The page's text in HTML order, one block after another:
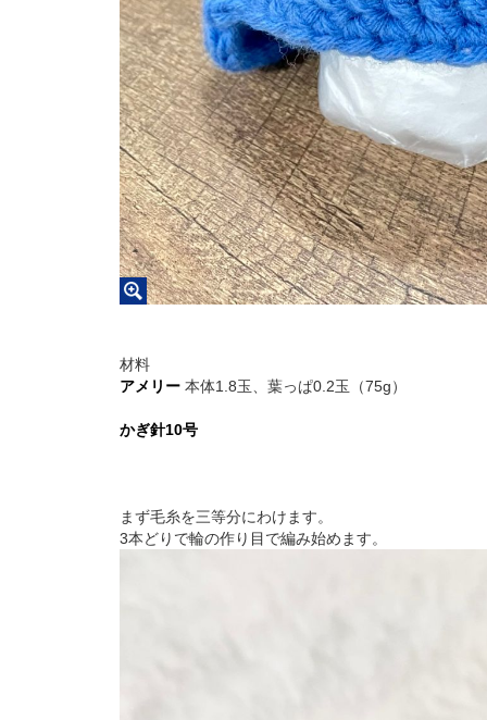
材料
アメリー 本体1.8玉、葉っぱ0.2玉（75g）
かぎ針10号
まず毛糸を三等分にわけます。
3本どりで輪の作り目で編み始めます。